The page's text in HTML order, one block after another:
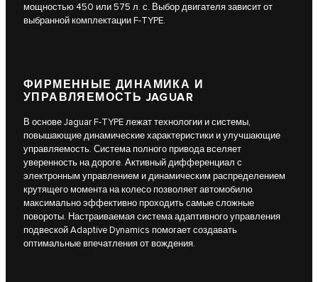
мощностью 450 или 575 л. с. Выбор двигателя зависит от
выбранной комплектации F-TYPE.
ФИРМЕННЫЕ ДИНАМИКА И
УПРАВЛЯЕМОСТЬ JAGUAR
В основе Jaguar F-TYPE лежат технологии и системы,
повышающие динамические характеристики и улучшающие
управляемость. Система полного привода вселяет
уверенность на дороге. Активный дифференциал с
электронным управлением и динамическим распределением
крутящего момента на колесо позволяет автомобилю
максимально эффективно проходить самые сложные
повороты. Настраиваемая система адаптивного управления
подвеской Adaptive Dynamics помогает создавать
оптимальные впечатления от вождения.